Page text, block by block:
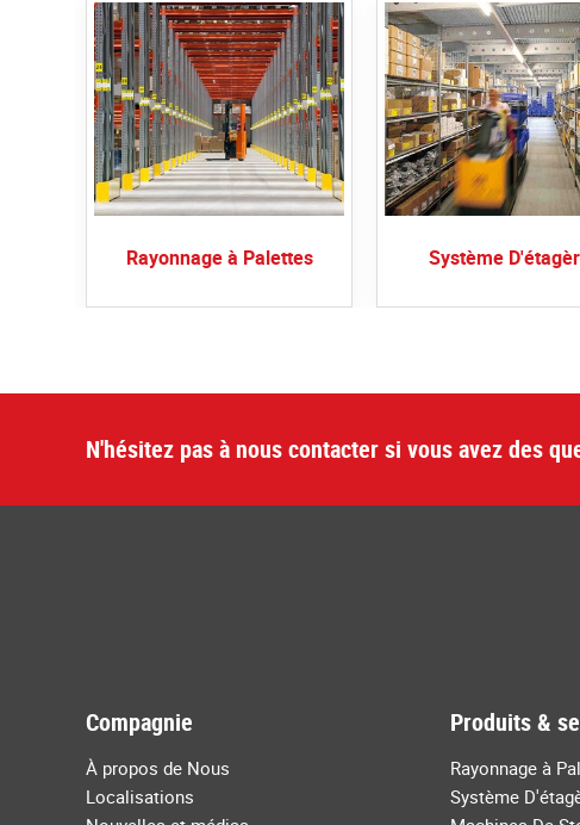
Rayonnage à Palettes Système
N'hésitez pas à nous contacter si vous avez des
Compagnie
À propos de Nous
Localisations
Produits &
Rayonnage à
Système